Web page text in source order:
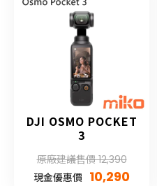
DJI OSMO POCKET
3
原廠建議售價 12,390
現金優惠價 10,290